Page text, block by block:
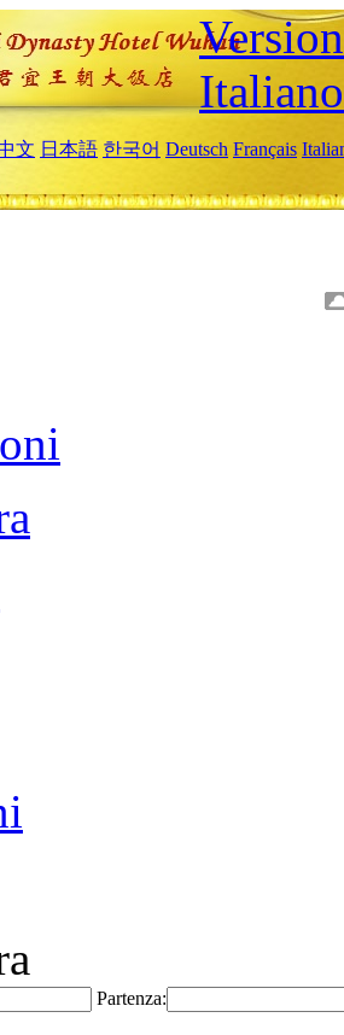
Italiano
文 日本語 한국어 Deutsch Français
Partenza: